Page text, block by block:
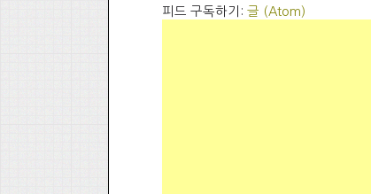
피드 구독하기: 글 (Atom)